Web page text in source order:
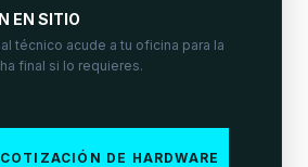
EN SITIO
técnico acude a tu oficina para la
final si lo requieres.
DE HARDWARE